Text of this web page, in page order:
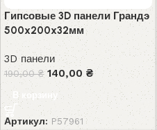
Гипсовые 3D панели Грандэ
500x200x32мм
3D панели
190,00₴ 140,00₴
В корзину
Артикул: P57961